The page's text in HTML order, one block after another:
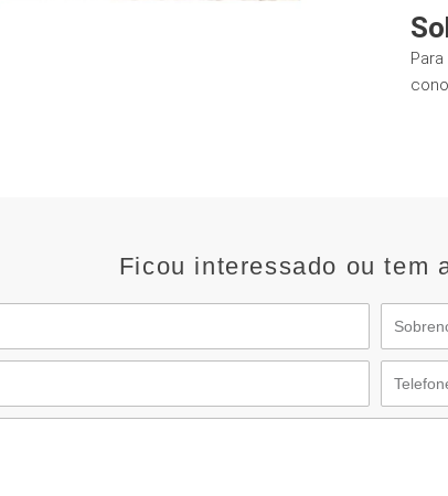
Ficou interessado ou tem